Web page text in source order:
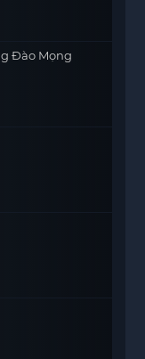
và lấy lại thẻ
trong “Săn
họ có thành
Đào Mọng